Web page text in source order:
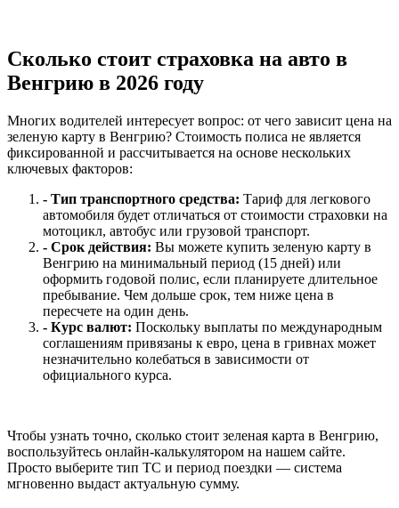
Сколько стоит страховка на авто в
Венгрию в 2026 году
Многих водителей интересует вопрос: от чего зависит цена на
зеленую карту в Венгрию? Стоимость полиса не является
фиксированной и рассчитывается на основе нескольких
ключевых факторов:
- Тип транспортного средства: Тариф для легкового
автомобиля будет отличаться от стоимости страховки на
мотоцикл, автобус или грузовой транспорт.
- Срок действия: Вы можете купить зеленую карту в
Венгрию на минимальный период (15 дней) или
оформить годовой полис, если планируете длительное
пребывание. Чем дольше срок, тем ниже цена в
пересчете на один день.
- Курс валют: Поскольку выплаты по международным
соглашениям привязаны к евро, цена в гривнах может
незначительно колебаться в зависимости от
официального курса.
Чтобы узнать точно, сколько стоит зеленая карта в Венгрию,
воспользуйтесь онлайн-калькулятором на нашем сайте.
Просто выберите тип ТС и период поездки — система
мгновенно выдаст актуальную сумму.